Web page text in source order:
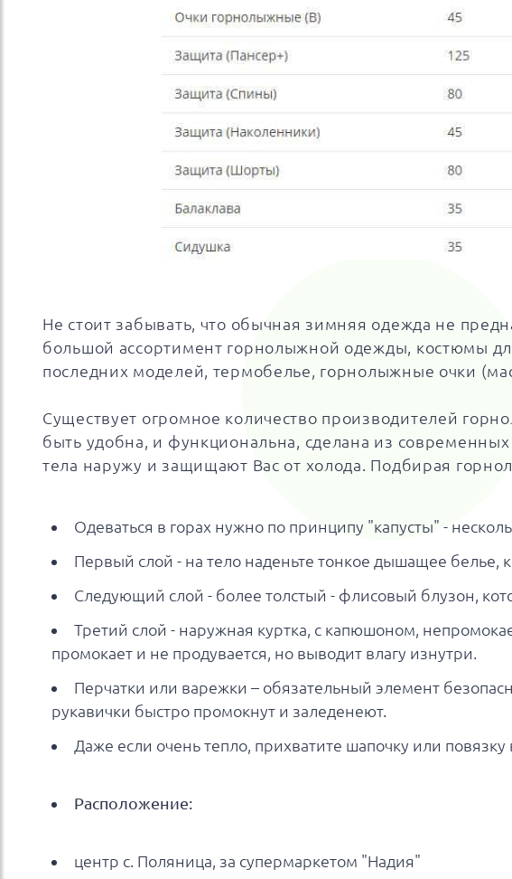
Не стоит забывать, что обычная зимняя одежда не
большой ассортимент горнолыжной одежды, костюмы
последних моделей, термобелье, горнолыжные очки
Существует огромное количество производителей
быть удобна, и функциональна, сделана из
тела наружу и защищают Вас от холода. Подбирая
Одеваться в горах нужно по принципу "капусты" -
Первый слой - на тело наденьте тонкое дышащее белье,
Следующий слой - более толстый - флисовый блузон,
Третий слой - наружная куртка, с капюшоном,
промокает и не продувается, но выводит влагу изнутри.
Перчатки или варежки – обязательный элемент
рукавички быстро промокнут и заледенеют.
Даже если очень тепло, прихватите шапочку или
Расположение:
центр с. Поляница, за супермаркетом "Надия"